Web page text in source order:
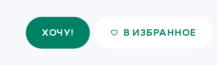
ХОЧУ! В ИЗБРАННОЕ